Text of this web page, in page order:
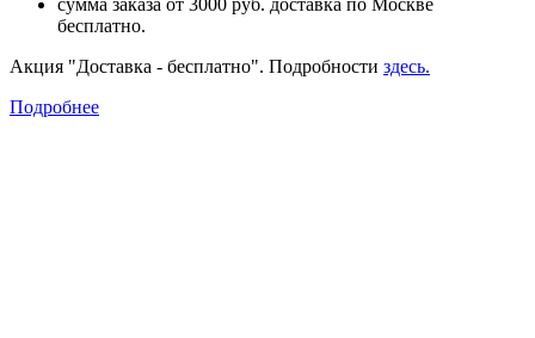
бесплатно.
Акция "Доставка - бесплатно". Подробности здесь.
Подробнее